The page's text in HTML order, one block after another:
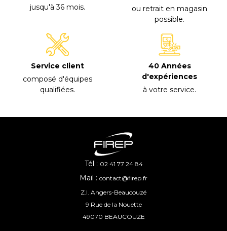
jusqu'à 36 mois.
ou retrait en magasin
possible.
Service client
composé d'équipes
qualifiées.
40 Années
d'expériences
à votre service.
Tél : 02 41 77 24 84
Mail : contact@firep.fr
Z.I. Angers-Beaucouzé
9 Rue de la Nouette
49070 BEAUCOUZE